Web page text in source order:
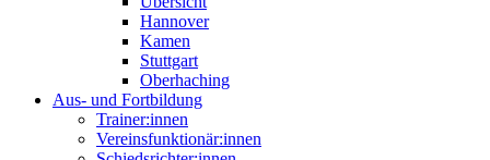
Hannover
Kamen
Stuttgart
Oberhaching
Aus- und Fortbildung
Trainer:innen
Vereinsfunktionär:innen